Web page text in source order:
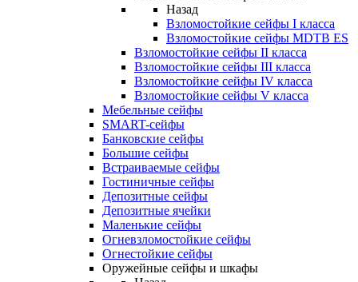
Назад
Взломостойкие сейфы I класса
Взломостойкие сейфы MDTB ES
Взломостойкие сейфы II класса
Взломостойкие сейфы III класса
Взломостойкие сейфы IV класса
Взломостойкие сейфы V класса
Мебельные сейфы
SMART-сейфы
Банковские сейфы
Большие сейфы
Встраиваемые сейфы
Гостиничные сейфы
Депозитные сейфы
Депозитные ячейки
Маленькие сейфы
Огневзломостойкие сейфы
Огнестойкие сейфы
Оружейные сейфы и шкафы